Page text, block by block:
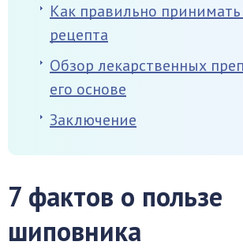
Как правильно
рецепта
Обзор лекарственных
его основе
Заключение
7 фактов о пользе
шиповника